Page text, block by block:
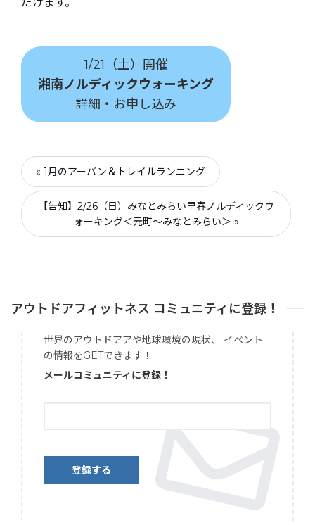
1/21（土）開催
湘南ノルディックウォーキング
詳細・お申し込み
« 1月のアーバン＆トレイルランニング
【告知】2/26（日）みなとみらい早春ノルディックウ
ォーキング＜元町〜みなとみらい＞ »
アウトドアフィットネス コミュニティに登録！
世界のアウトドアアや地球環境の現状、 イベント
の情報をGETできます！
メールコミュニティに登録！